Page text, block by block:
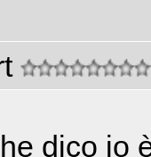
dico io